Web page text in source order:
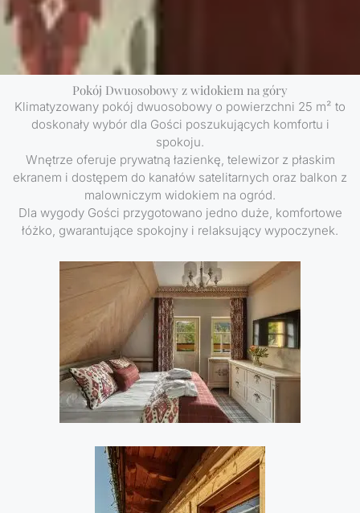
Pokój Dwuosobowy z widokiem na góry
Klimatyzowany pokój dwuosobowy o powierzchni 25 m² to
doskonały wybór dla Gości poszukujących komfortu i
spokoju.
Wnętrze oferuje prywatną łazienkę, telewizor z płaskim
ekranem i dostępem do kanałów satelitarnych oraz balkon z
malowniczym widokiem na ogród.
Dla wygody Gości przygotowano jedno duże, komfortowe
łóżko, gwarantujące spokojny i relaksujący wypoczynek.